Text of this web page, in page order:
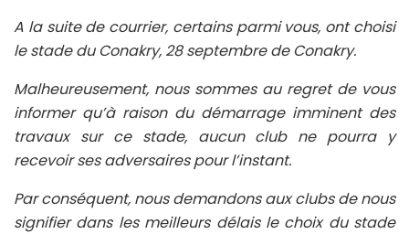
A la suite de courrier, certains parmi vous, ont choisi
le stade du Conakry, 28 septembre de Conakry.
Malheureusement, nous sommes au regret de vous
informer qu’à raison du démarrage imminent des
travaux sur ce stade, aucun club ne pourra y
recevoir ses adversaires pour l’instant.
Par conséquent, nous demandons aux clubs de nous
signifier dans les meilleurs délais le choix du stade